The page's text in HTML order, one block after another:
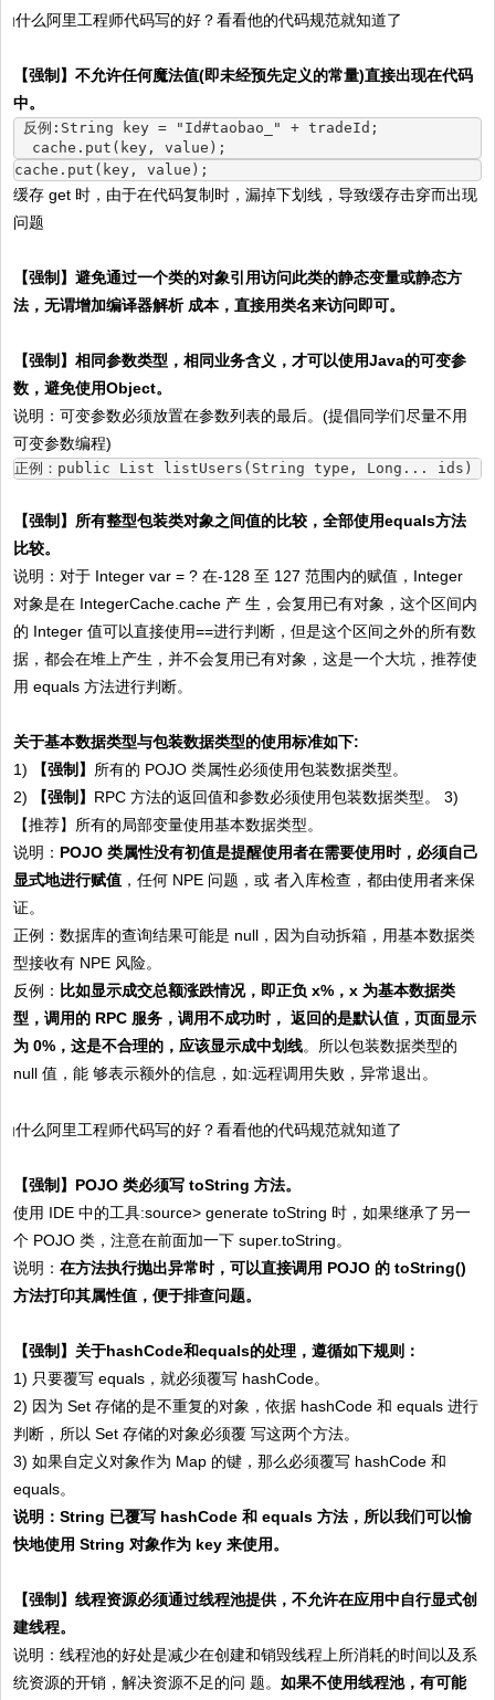
【强制】不允许任何魔法值(即未经预先定义的常量)直接出现在代码
中。
反例:String key = "Id#taobao_" + tradeId;
  cache.put(key, value);
cache.put(key, value);
缓存 get 时，由于在代码复制时，漏掉下划线，导致缓存击穿而出现
问题
【强制】避免通过一个类的对象引用访问此类的静态变量或静态方
法，无谓增加编译器解析 成本，直接用类名来访问即可。
【强制】相同参数类型，相同业务含义，才可以使用Java的可变参
数，避免使用Object。
说明：可变参数必须放置在参数列表的最后。(提倡同学们尽量不用
可变参数编程)
正例：public List listUsers(String type, Long... ids)
【强制】 所有整型包装类对象之间值的比较，全部使用equals方法
比较。
说明：对于 Integer var = ? 在-128 至 127 范围内的赋值，Integer
对象是在 IntegerCache.cache 产 生，会复用已有对象，这个区间内
的 Integer 值可以直接使用==进行判断，但是这个区间之外的所有数
据，都会在堆上产生，并不会复用已有对象，这是一个大坑，推荐使
用 equals 方法进行判断。
关于基本数据类型与包装数据类型的使用标准如下:
1)
【强制】 所有的 POJO 类属性必须使用包装数据类型。
2)
【强制】 RPC 方法的返回值和参数必须使用包装数据类型。 3)
【推荐】所有的局部变量使用基本数据类型。
说明： POJO 类属性没有初值是提醒使用者在需要使用时，必须自己
显式地进行赋值 ，任何 NPE 问题，或 者入库检查，都由使用者来保
证。
正例：数据库的查询结果可能是 null，因为自动拆箱，用基本数据类
型接收有 NPE 风险。
反例： 比如显示成交总额涨跌情况，即正负 x%，x 为基本数据类
型，调用的 RPC 服务，调用不成功时， 返回的是默认值，页面显示
为 0%，这是不合理的，应该显示成中划线。所以包装数据类型的
null 值，能 够表示额外的信息，如:远程调用失败，异常退出。
【强制】 POJO 类必须写 toString 方法。
使用 IDE 中的工具:source> generate toString 时，如果继承了另一
个 POJO 类，注意在前面加一下 super.toString。
说明：在方法执行抛出异常时，可以直接调用 POJO 的 toString()
方法打印其属性值，便于排查问题。
【强制】 关于hashCode和equals的处理，遵循如下规则：
1) 只要覆写 equals，就必须覆写 hashCode。
2) 因为 Set 存储的是不重复的对象，依据 hashCode 和 equals 进行
判断，所以 Set 存储的对象必须覆 写这两个方法。
3) 如果自定义对象作为 Map 的键，那么必须覆写 hashCode 和
equals。
说明：String 已覆写 hashCode 和 equals 方法，所以我们可以愉
快地使用 String 对象作为 key 来使用。
【强制】线程资源必须通过线程池提供，不允许在应用中自行显式创
建线程。
说明：线程池的好处是减少在创建和销毁线程上所消耗的时间以及系
统资源的开销，解决资源不足的问 题。如果不使用线程池，有可能